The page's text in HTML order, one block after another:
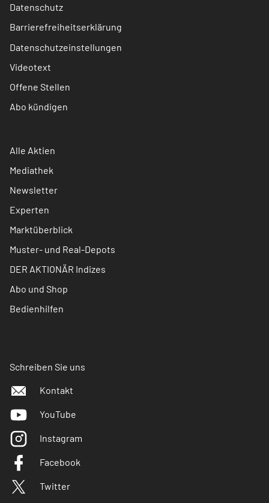
Datenschutz
Barrierefreiheitserklärung
Datenschutzeinstellungen
Videotext
Offene Stellen
Abo kündigen
Alle Aktien
Mediathek
Newsletter
Experten
Marktüberblick
Muster- und Real-Depots
DER AKTIONÄR Indizes
Abo und Shop
Bedienhilfen
Schreiben Sie uns
Kontakt
YouTube
Instagram
Facebook
Twitter